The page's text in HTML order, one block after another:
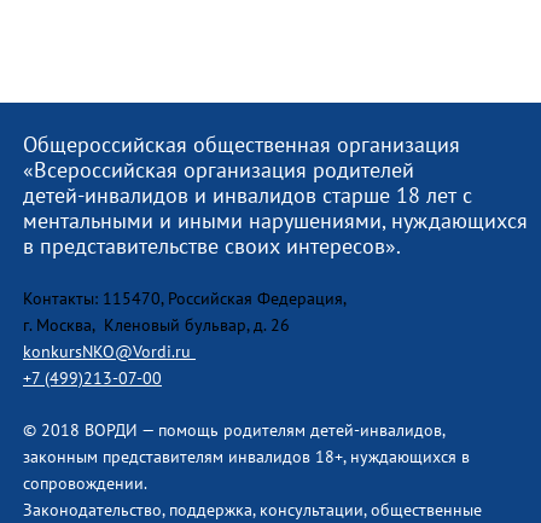
Общероссийская общественная организация
«Всероссийская организация родителей
детей-инвалидов и инвалидов старше 18 лет с
ментальными и иными нарушениями, нуждающихся
в представительстве своих интересов».
Контакты: 115470, Российская Федерация,
г. Москва, Кленовый бульвар, д. 26
konkursNKO@Vordi.ru
+7 (499)213-07-00
© 2018 ВОРДИ — помощь родителям детей-инвалидов,
законным представителям инвалидов 18+, нуждающихся в
сопровождении.
Законодательство, поддержка, консультации, общественные